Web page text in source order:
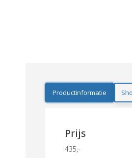
Productinformatie
Prijs
435,-